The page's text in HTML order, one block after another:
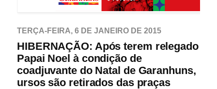
TERÇA-FEIRA, 6 DE JANEIRO DE 2015
HIBERNAÇÃO: Após terem relegado
Papai Noel à condição de
coadjuvante do Natal de Garanhuns,
ursos são retirados das praças